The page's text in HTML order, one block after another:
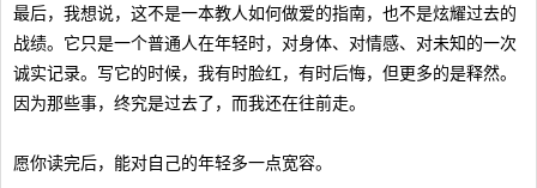
最后，我想说，这不是一本教人如何做爱的指南，也不是炫耀过去的
战绩。它只是一个普通人在年轻时，对身体、对情感、对未知的一次
诚实记录。写它的时候，我有时脸红，有时后悔，但更多的是释然。
因为那些事，终究是过去了，而我还在往前走。
愿你读完后，能对自己的年轻多一点宽容。